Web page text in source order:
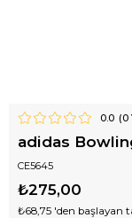
0.0 (0
adidas
CE5645
₺275,00
₺68,75 'den başlayan